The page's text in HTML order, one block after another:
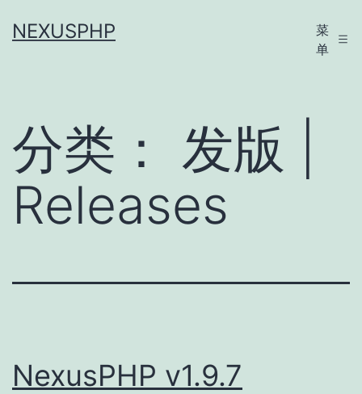
至NEXUSPHP
菜
单
分类： 发版 |
Releases
NexusPHP v1.9.7